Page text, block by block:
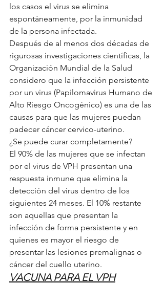
los casos el virus se elimina
espontáneamente, por la inmunidad
de la persona infectada.
Después de al menos dos décadas de
rigurosas investigaciones científicas, la
Organización Mundial de la Salud
considero que la infección persistente
por un virus (Papilomavirus Humano de
Alto Riesgo Oncogénico) es una de las
causas para que las mujeres puedan
padecer cáncer cervico-uterino.
¿Se puede curar completamente?
El 90% de las mujeres que se infectan
por el virus de VPH presentan una
respuesta inmune que elimina la
detección del virus dentro de los
siguientes 24 meses. El 10% restante
son aquellas que presentan la
infección de forma persistente y en
quienes es mayor el riesgo de
presentar las lesiones premalignas o
cáncer del cuello uterino.
VACUNA PARA EL VPH